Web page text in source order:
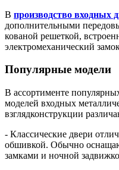
В производство входных
дополнительными
кованой решеткой,
электромеханический
Популярные модели
В ассортименте
моделей входных
взглядконструкции
- Классические двери
обшивкой. Обычно
замками и ночной